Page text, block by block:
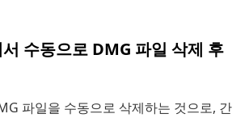
수동으로 DMG 파일 삭제 후
파일을 수동으로 삭제하는 것으로, 간